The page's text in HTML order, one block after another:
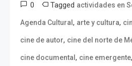
0 Tagged actividades en
Agenda Cultural , arte y cultura,
cine de autor, cine del norte de
cine documental , cine emergente,